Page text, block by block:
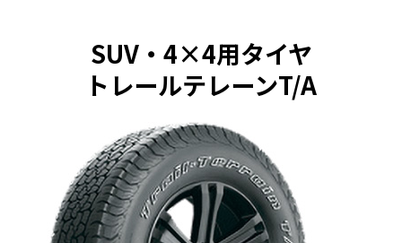
SUV・4×4用タイヤ
トレールテレーンT/A